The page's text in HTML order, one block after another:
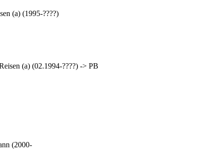
(a) (1995-????)
(a) (02.1994-????) -> PB
(2000-